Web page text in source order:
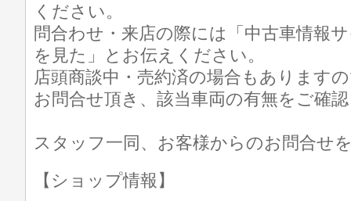
ください。
問合わせ・来店の際には「中古車情報
を見た」とお伝えください。
店頭商談中・売約済の場合もあります
お問合せ頂き、該当車両の有無をご確
スタッフ一同、お客様からのお問合せ
【ショップ情報】